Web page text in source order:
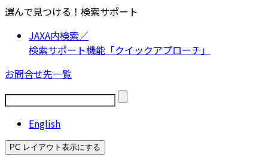
選んで見つける！検索サポート
JAXA内検索／
検索サポート機能「クイックアプローチ」
お問合せ先一覧
English
PC レイアウト表示にする